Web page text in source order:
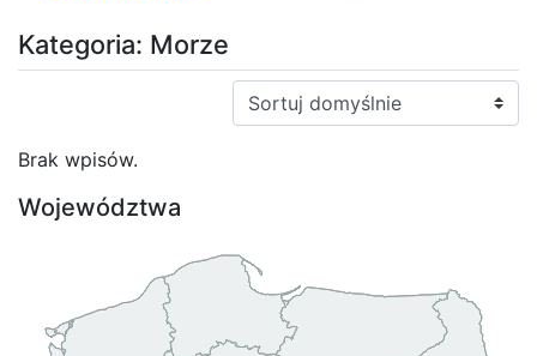
Kategoria: Morze
Sortuj:
Brak wpisów.
Województwa